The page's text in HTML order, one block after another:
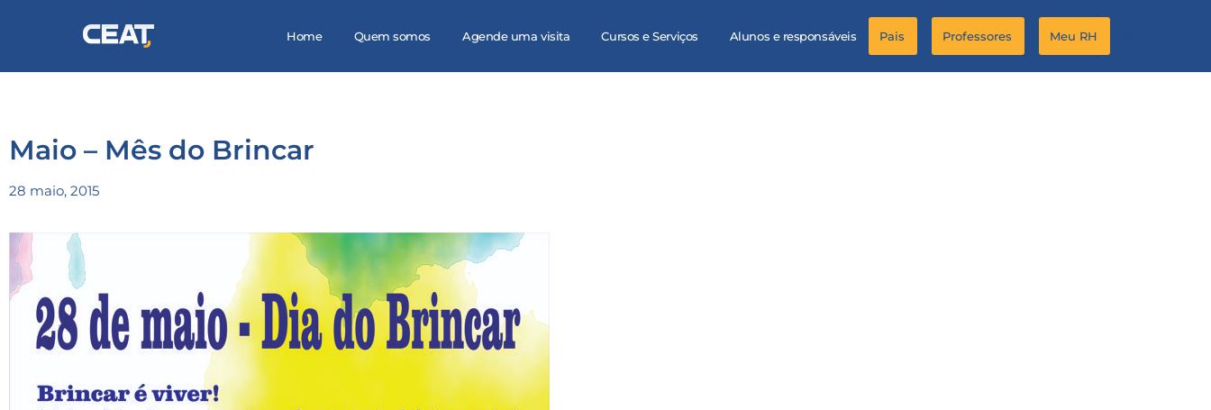
Home Quem somos Agende uma visita Cursos e Serviços Alunos e responsáveis Pais Professores Meu RH
Maio – Mês do Brincar
28 maio, 2015